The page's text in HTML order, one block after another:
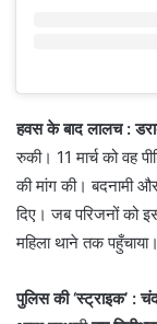
हवस के बाद लालच :
रुकी। 11 मार्च को वह
की मांग की। बदनामी
दिए। जब परिजनों को
महिला थाने तक पहुँचाया।
पुलिस की ‘स्ट्राइक’ :